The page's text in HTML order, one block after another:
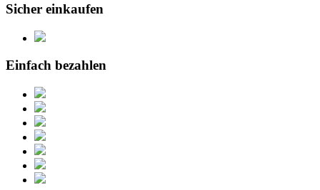
Sicher einkaufen
Einfach bezahlen